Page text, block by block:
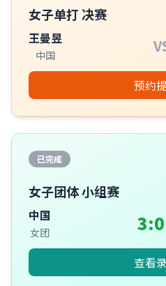
女子单打 决赛
王曼昱
中国
预约
已完成
女子团体 小组赛
中国
女团 3:0
查看